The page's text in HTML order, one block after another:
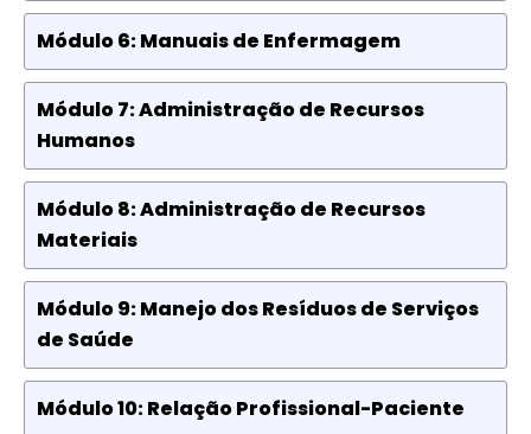
Módulo 6: Manuais de Enfermagem
Módulo 7: Administração de Recursos
Humanos
Módulo 8: Administração de Recursos
Materiais
Módulo 9: Manejo dos Resíduos de Serviços
de Saúde
Módulo 10: Relação Profissional-Paciente